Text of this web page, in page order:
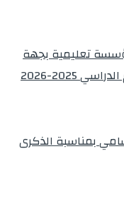
نوفل كديلي يتفقد 39 مؤسسة تعليمية بجهة
2025-2026
بمناسبة الذكرى